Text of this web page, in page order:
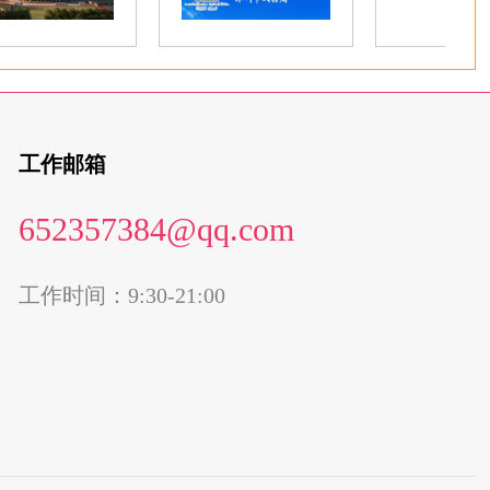
工作邮箱
652357384@qq.com
工作时间：9:30-21:00